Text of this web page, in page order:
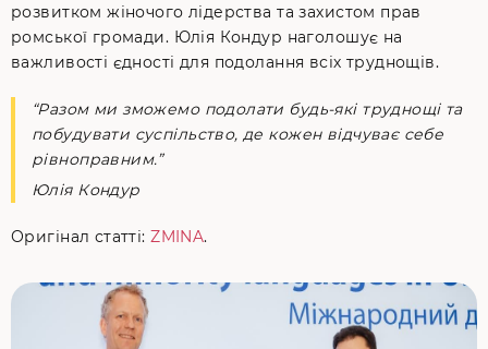
розвитком жіночого лідерства та захистом прав
ромської громади. Юлія Кондур наголошує на
важливості єдності для подолання всіх труднощів.
“Разом ми зможемо подолати будь-які труднощі та
побудувати суспільство, де кожен відчуває себе
рівноправним.”
Юлія Кондур
Оригінал статті:ZMINA.